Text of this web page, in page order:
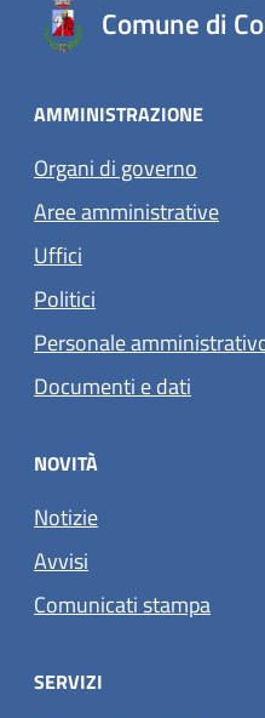
Comune di
AMMINISTRAZIONE
Organi di governo
Aree amministrative
Uffici
Politici
Personale
Documenti e dati
NOVITÀ
Notizie
Avvisi
Comunicati stampa
SERVIZI